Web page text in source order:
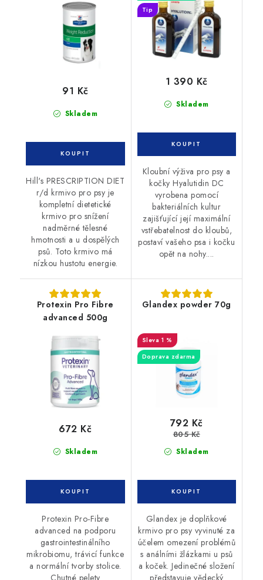
Skladem
91 Kč
Hill's PRESCRIPTION DIET
r/d krmivo pro psy je
kompletní dietetické
krmivo pro snížení
nadměrné tělesné
hmotnosti a u dospělých
psů. Toto krmivo má
nízkou hustotu energie.
Tip
Skladem
1 390 Kč
Kloubní výživa pro psy a
kočky Hyalutidin DC
vyrobena pomocí
bakteriálních kultur
zajišťující její maximální
vstřebatelnost do kloubů,
postaví vašeho psa i kočku
opět na nohy....
Protexin Pro Fibre
advanced 500g
Skladem
672 Kč
Protexin Pro-Fibre
advanced na podporu
gastrointestinálního
mikrobiomu, trávicí funkce
a normální tvorby stolice.
Chutné pelety
Glandex powder 70g
1 %
Doprava zdarma
Skladem
792 Kč
805 Kč
Glandex je doplňkové
krmivo pro psy vyvinuté za
účelem omezení problémů
s análními žlázkami u psů
a koček. Jedinečné složení
představuje vědecký